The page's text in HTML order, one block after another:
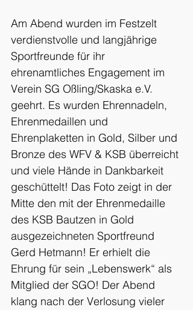
Am Abend wurden im Festzelt
verdienstvolle und langjährige
Sportfreunde für ihr
ehrenamtliches Engagement im
Verein SG Oßling/Skaska e.V.
geehrt. Es wurden Ehrennadeln,
Ehrenmedaillen und
Ehrenplaketten in Gold, Silber und
Bronze des WFV & KSB überreicht
und viele Hände in Dankbarkeit
geschüttelt! Das Foto zeigt in der
Mitte den mit der Ehrenmedaille
des KSB Bautzen in Gold
ausgezeichneten Sportfreund
Gerd Hetmann! Er erhielt die
Ehrung für sein „Lebenswerk“ als
Mitglied der SGO! Der Abend
klang nach der Verlosung vieler